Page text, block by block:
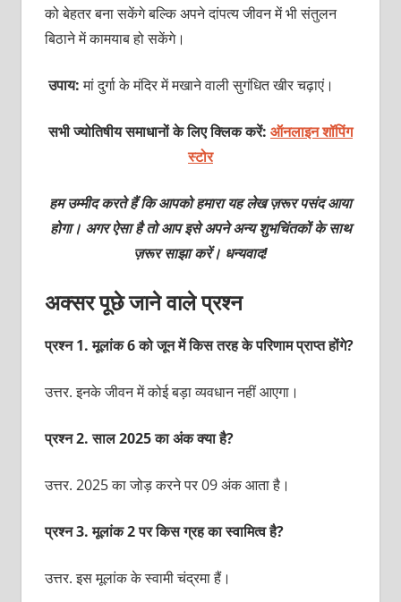
को बेहतर बना सकेंगे बल्कि अपने दांपत्य जीवन में भी संतुलन
बिठाने में कामयाब हो सकेंगे।
उपाय:मां दुर्गा के मंदिर में मखाने वाली सुगंधित खीर चढ़ाएं।
सभी ज्योतिषीय समाधानों के लिए क्लिक करें: ऑनलाइन शॉपिंग
स्टोर
हम उम्मीद करते हैं कि आपको हमारा यह लेख ज़रूर पसंद आया
होगा। अगर ऐसा है तो आप इसे अपने अन्य शुभचिंतकों के साथ
ज़रूर साझा करें। धन्यवाद!
अक्सर पूछे जाने वाले प्रश्न
प्रश्‍न 1. मूलांक 6 को जून में किस तरह के परिणाम प्राप्‍त होंगे?
उत्तर. इनके जीवन में कोई बड़ा व्यवधान नहीं आएगा।
प्रश्‍न 2. साल 2025 का अंक क्‍या है?
उत्तर. 2025 का जोड़ करने पर 09 अंक आता है।
प्रश्‍न 3. मूलांक 2 पर किस ग्रह का स्‍वामित्‍व है?
उत्तर. इस मूलांक के स्‍वामी चंद्रमा हैं।